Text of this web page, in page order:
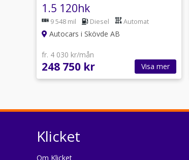
1.5 120hk
SelectShift|Leasbar|Drag
9 548 mil Diesel Automat
Autocars i Skövde AB
fr. 4 030 kr/mån
248 750 kr Visa mer
Klicket
Om Klicket